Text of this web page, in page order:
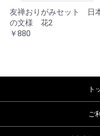
友禅おりがみセット 日
の文様 花2
￥880
ト
ご